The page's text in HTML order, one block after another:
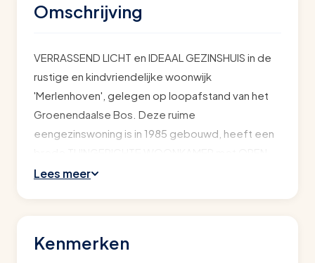
Omschrijving
VERRASSEND LICHT en IDEAAL GEZINSHUIS in de
rustige en kindvriendelijke woonwijk
'Merlenhoven', gelegen op loopafstand van het
Groenendaalse Bos. Deze ruime
eengezinswoning is in 1985 gebouwd, heeft een
KEUKEN aan de voorzijde. Op de 1e verdieping
voldoende bergruimte en een prettige lichtinval
Lees meer
Kenmerken